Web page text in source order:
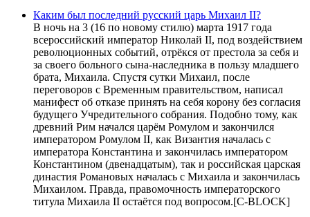
Каким был последний русский царь Михаил II?
В ночь на 3 (16 по новому стилю) марта 1917 года
всероссийский император Николай II, под воздействием
революционных событий, отрёкся от престола за себя и
за своего больного сына-наследника в пользу младшего
брата, Михаила. Спустя сутки Михаил, после
переговоров с Временным правительством, написал
манифест об отказе принять на себя корону без согласия
будущего Учредительного собрания. Подобно тому, как
древний Рим начался царём Ромулом и закончился
императором Ромулом II, как Византия началась с
императора Константина и закончилась императором
Константином (двенадцатым), так и российская царская
династия Романовых началась с Михаила и закончилась
Михаилом. Правда, правомочность императорского
титула Михаила II остаётся под вопросом.[С-BLOCK]